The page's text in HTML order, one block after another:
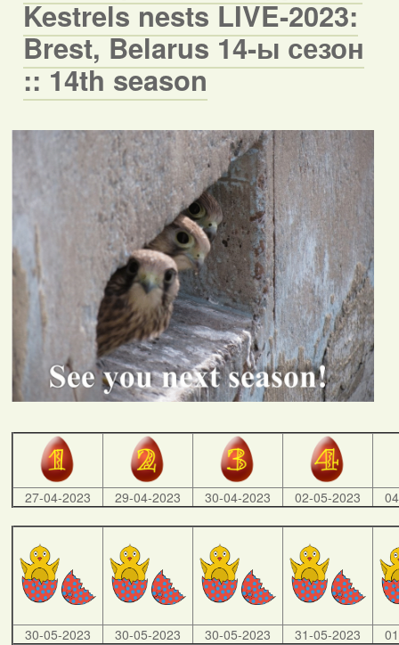
Kestrels nests LIVE-2023:
Brest, Belarus 14-ы сезон
:: 14th season
27-04-2023 29-04-2023 30-04-2023 02-05-2023
30-05-2023 30-05-2023 30-05-2023 31-05-2023